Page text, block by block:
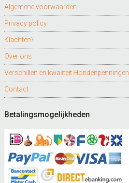
Algemene voorwaarden
Privacy policy
Klachten?
Over ons
Verschillen en kwaliteit Hondenpenningen
Contact
Betalingsmogelijkheden